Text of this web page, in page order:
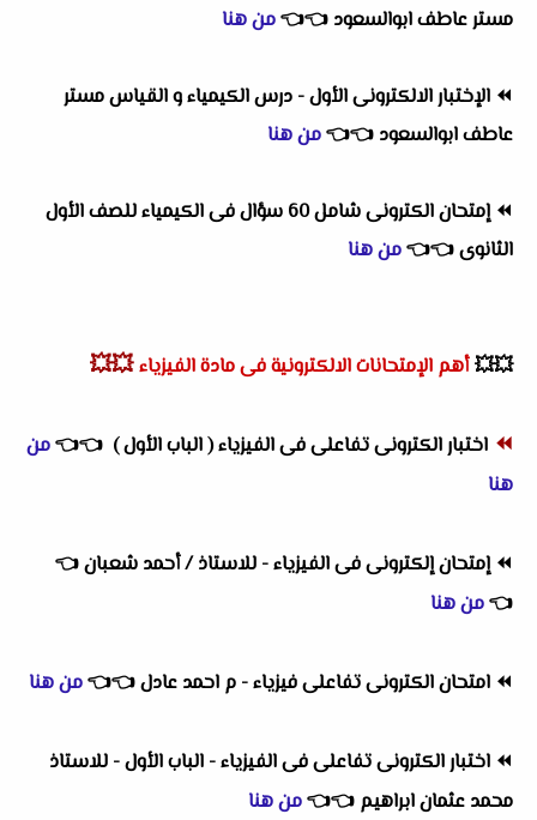
مستر عاطف ابوالسعود 👈
👈من هنا
⏪ الإختبار الالكترونى الأول - درس الكيمياء و القياس مستر
عاطف ابوالسعود 👈
👈من هنا
⏪
إمتحان الكترونى شامل 60 سؤال فى الكيمياء للصف الأول
الثانوى👈
👈من هنا
💥💥 أهم الإمتحانات الالكترونية فى مادة الفيزياء 💥💥
⏪ اختبار الكترونى تفاعلى فى الفيزياء ( الباب الأول ) 👈
👈من
هنا
⏪إمتحان إلكترونى فى الفيزياء - للاستاذ / أحمد شعبان👈
👈من هنا
⏪ امتحان الكترونى تفاعلى فيزياء - م احمد عادل👈
👈من هنا
⏪ اختبار الكترونى تفاعلى فى الفيزياء - الباب الأول - للاستاذ
محمد عثمان ابراهيم 👈
👈من هنا